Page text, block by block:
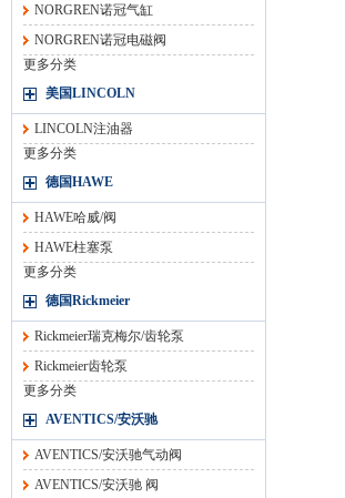
NORGREN诺冠气缸
NORGREN诺冠电磁阀
更多分类
美国LINCOLN
LINCOLN注油器
更多分类
德国HAWE
HAWE哈威/阀
HAWE柱塞泵
更多分类
德国Rickmeier
Rickmeier瑞克梅尔/齿轮泵
Rickmeier齿轮泵
更多分类
AVENTICS/安沃驰
AVENTICS/安沃驰气动阀
AVENTICS/安沃驰 阀